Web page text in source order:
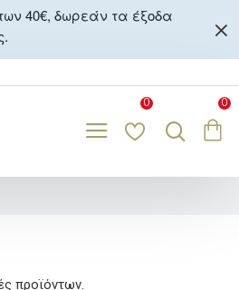
40€, δωρεάν τα έξοδα
0 0
προϊόντων.